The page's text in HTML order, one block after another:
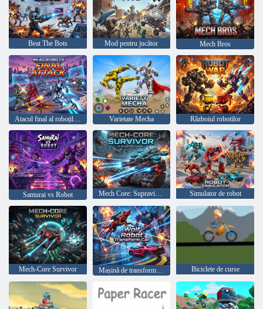
Beat The Bots Mod pentru jucător Mech Bros
Atacul final al roboților reali Varietate Mecha Războiul robotilor
Samurai vs Robot Mech Core: Supraviețuitor Simulator de robot
Mech-Core Survivor Mașină de transformare a robotului lupului Biciclete de curse